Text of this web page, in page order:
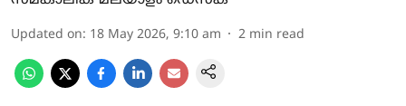
Updated on: 18 May 2026, 9:10 am 2 min read